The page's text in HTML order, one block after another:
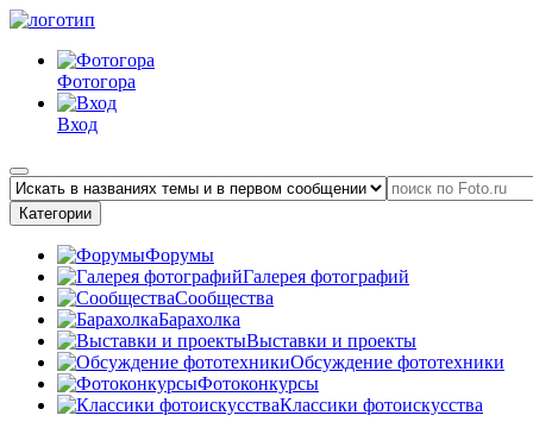
Фотогора
Вход
Категории
Форумы
Галерея фотографий
Сообщества
Барахолка
Выставки и проекты
Обсуждение фототехники
Фотоконкурсы
Классики фотоискусства